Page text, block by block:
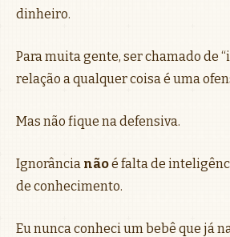
dinheiro.
Para muita gente, ser chamado de
relação a qualquer coisa é uma
Mas não fique na defensiva.
Ignorância nãoé falta de
de conhecimento.
Eu nunca conheci um bebê que já